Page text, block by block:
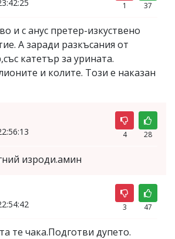
1 37
и с анус претер-изкуствено
А заради разкъсания от
катетър за урината.
и колите. Този е наказан
4 28
изроди.амин
3 47
те чака.Подготви дупето.